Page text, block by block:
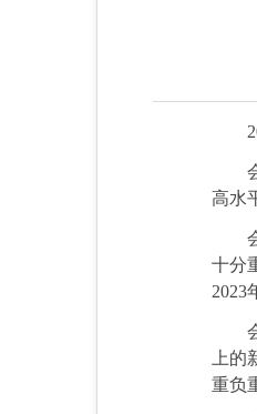
高水
十分
2023
上
重负